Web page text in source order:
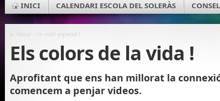
INICI CALENDARI ESCOLA DEL SOLERÀS
« Nadal : Un matí especial !
Els colors de la vida !
Aprofitant que ens han millorat la
comencem a penjar videos.